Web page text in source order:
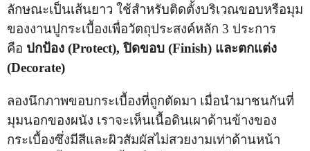
ลักษณะเป็นเส้นยาว ใช้สำหรับติดตั้งบริเวณขอบหรือมุม
ของงานปูกระเบื้องเพื่อวัตถุประสงค์หลัก 3 ประการ
คือ ปกป้อง (Protect), ปิดขอบ (Finish) และตกแต่ง
(Decorate)
ลองนึกภาพขอบกระเบื้องที่ถูกตัดมา เมื่อนำมาชนกันที่
มุมนอกของผนัง เราจะเห็นเนื้อดินเผาด้านข้างของ
กระเบื้องซึ่งมีสีและผิวสัมผัสไม่สวยงามเท่าด้านหน้า